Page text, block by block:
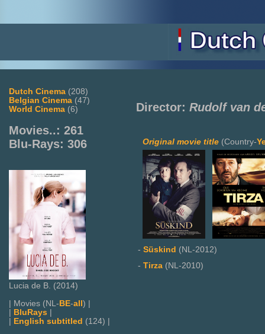
Dutch Cinema (208)
Belgian Cinema (47)
World Cinema (6)
Movies..: 261
Blu-Rays: 306
Lucia de B. (2014)
| Movies (NL- BE-all ) |
BluRays
English subtitled (124) |
Director: Rudolf van
Original movie title (Country-
- Süskind (NL-2012)
- Tirza (NL-2010)